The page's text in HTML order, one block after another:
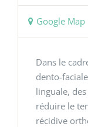
Google Map
Dans le
dento-
linguale,
réduire le
récidive